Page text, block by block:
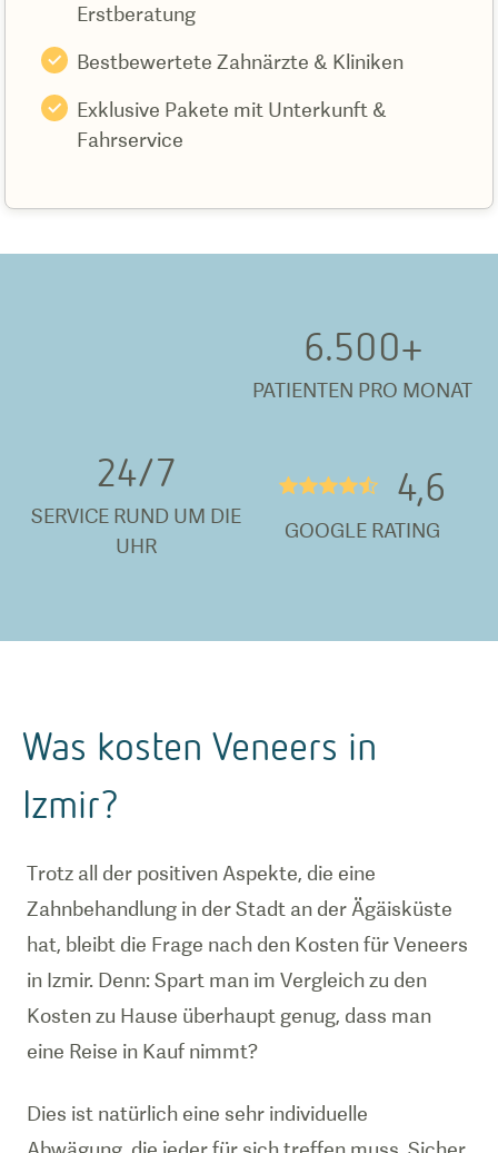
Erstberatung
Bestbewertete Zahnärzte & Kliniken
Exklusive Pakete mit Unterkunft &
Fahrservice
6.500+
PATIENTEN PRO MONAT
24/7
SERVICE RUND UM DIE
UHR
★★★★½ 4,6
GOOGLE RATING
Was kosten Veneers in
Izmir?
Trotz all der positiven Aspekte, die eine
Zahnbehandlung in der Stadt an der Ägäisküste
hat, bleibt die Frage nach den Kosten für Veneers
in Izmir. Denn: Spart man im Vergleich zu den
Kosten zu Hause überhaupt genug, dass man
eine Reise in Kauf nimmt?
Dies ist natürlich eine sehr individuelle